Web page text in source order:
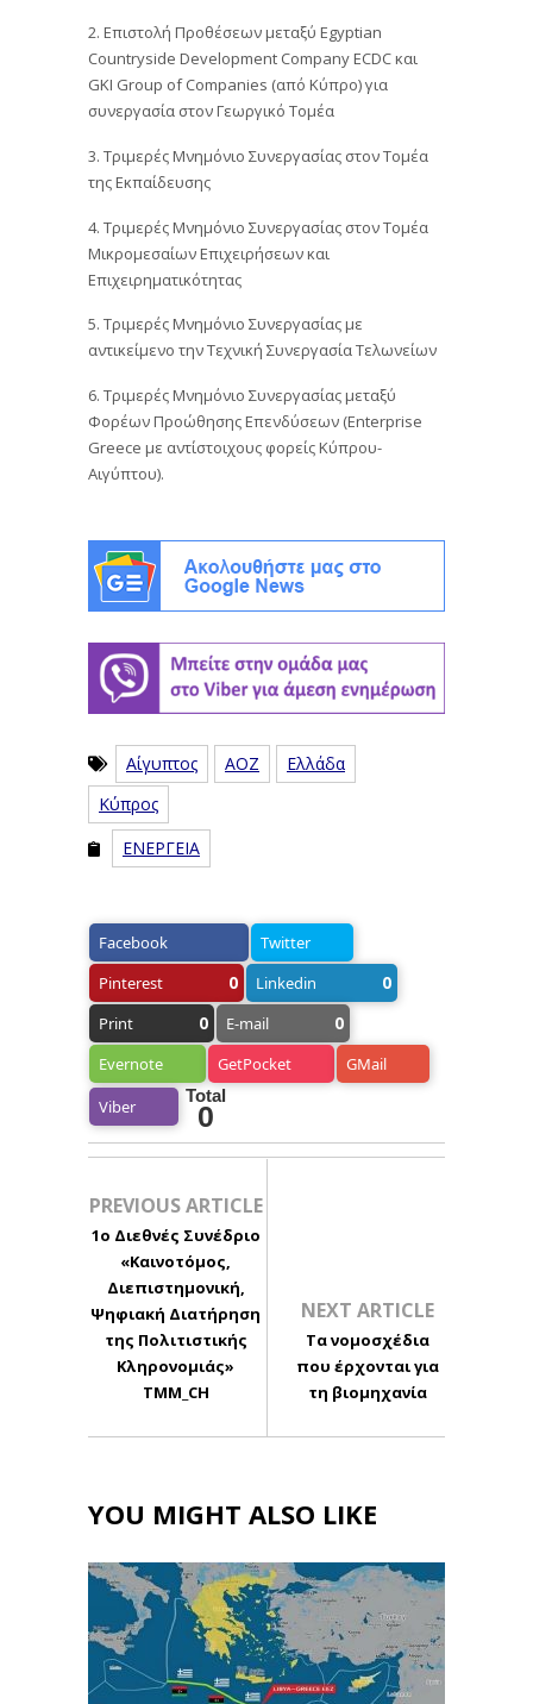
2. Επιστολή Προθέσεων μεταξύ Egyptian
Countryside Development Company ECDC και
GKI Group of Companies (από Κύπρο) για
συνεργασία στον Γεωργικό Τομέα
3. Τριμερές Μνημόνιο Συνεργασίας στον Τομέα
της Εκπαίδευσης
4. Τριμερές Μνημόνιο Συνεργασίας στον Τομέα
Μικρομεσαίων Επιχειρήσεων και
Επιχειρηματικότητας
5. Τριμερές Μνημόνιο Συνεργασίας με
αντικείμενο την Τεχνική Συνεργασία Τελωνείων
6. Τριμερές Μνημόνιο Συνεργασίας μεταξύ
Φορέων Προώθησης Επενδύσεων (Enterprise
Greece με αντίστοιχους φορείς Κύπρου-
Αιγύπτου).
Αίγυπτος ΑΟΖ
Ελλάδα
Κύπρος
ΕΝΕΡΓΕΙΑ
Facebook
Twitter
Pinterest
0 Linkedin 0
Print 0 E-mail 0
Evernote GetPocket GMail
Viber
Total
0
PREVIOUS ARTICLE
1ο Διεθνές Συνέδριο
«Καινοτόμος,
Διεπιστημονική,
Ψηφιακή Διατήρηση
της Πολιτιστικής
Κληρονομιάς»
TMM_CH
NEXT ARTICLE
Τα νομοσχέδια
που έρχονται για
τη βιομηχανία
YOU MIGHT ALSO LIKE